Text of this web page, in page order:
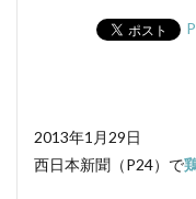
2013年1月29日
西日本新聞（P24）で